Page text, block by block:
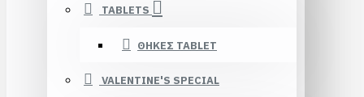
TABLETS
ΘΗΚΕΣ TABLET
VALENTINE'S SPECIAL